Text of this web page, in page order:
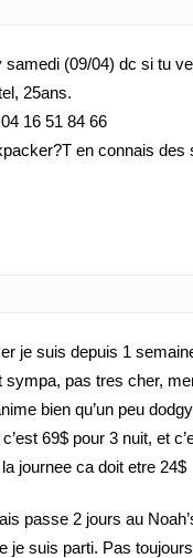
(09/04) dc si tu
25ans.
16 51 84 66
en connais des
je suis depuis 1
sympa, pas tres cher,
bien qu’un peu
69$ pour 3 nuit, et
journee ca doit etre 24$
passe 2 jours au
je suis parti. Pas